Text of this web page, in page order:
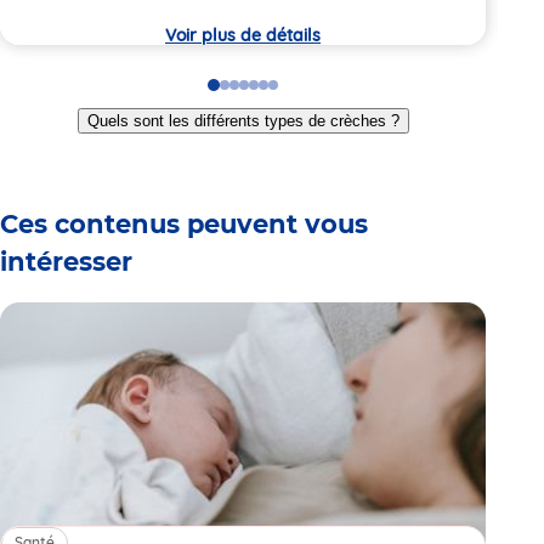
Voir plus de détails
Go
to
slide
Go
to
slide
Go
to
slide
Go
to
slide
Go
to
slide
Go
to
slide
Go
to
slide
Quels sont les différents types de crèches ?
Ces contenus peuvent vous
intéresser